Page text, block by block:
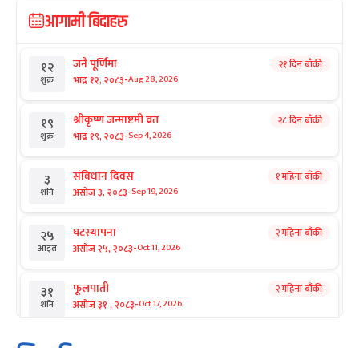
आगामी बिदाहरु
१२
शुक्र
जनै पूर्णिमा
भाद्र १२, २०८३-Aug 28, 2026
२१ दिन बाँकी
१९
शुक्र
श्रीकृष्ण जन्माष्टमी व्रत
भाद्र १९, २०८३-Sep 4, 2026
२८ दिन बाँकी
३
शनि
संविधान दिवस
असोज ३, २०८३-Sep 19, 2026
१ महिना बाँकी
२५
आइत
घटस्थापना
असोज २५, २०८३-Oct 11, 2026
२ महिना बाँकी
३१
शनि
फूलपाती
असोज ३१ , २०८३-Oct 17, 2026
२ महिना बाँकी